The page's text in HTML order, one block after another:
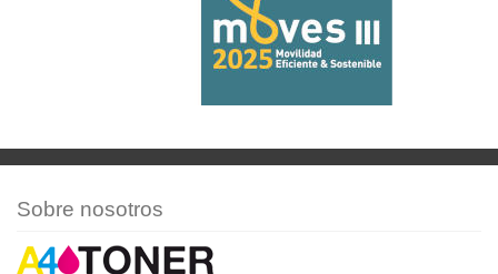
Sobre nosotros